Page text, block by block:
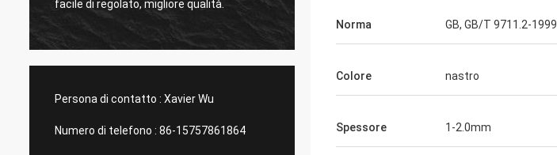
2808 di tubo magro, colore dell'avorio.
Persona di contatto : Xavier Wu
Numero di telefono : 86-15757861864
Norma GB, GB/T 9711.2-1999
Colore nastro
Spessore 1-2.0mm